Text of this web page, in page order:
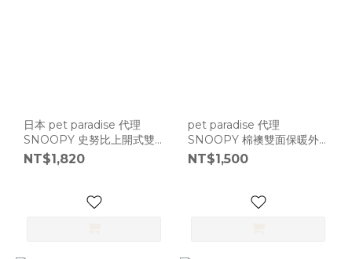
日本 pet paradise 代理
SNOOPY 史努比上開式雙
面穿背心外套 [D16745]
NT$1,820
pet paradise 代理
SNOOPY 棉襖雙面保暖外
套 [D15248]
NT$1,500